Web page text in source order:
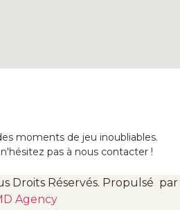
moments de jeu inoubliables.
pas à nous contacter !
Droits Réservés. Propulsé par
Agency